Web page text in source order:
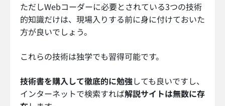
ただしWebコーダーに必要とされている3つの技術
的知識だけは、現場入りする前に身に付けておいた
方が良いでしょう。
これらの技術は独学でも習得可能です。
技術書を購入して徹底的に勉強しても良いですし、
インターネットで検索すれば解説サイトは無数に存